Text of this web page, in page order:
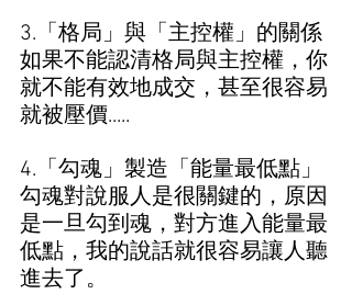
3.「格局」與「主控權」的關係
如果不能認清格局與主控權，你
就不能有效地成交，甚至很容易
就被壓價.....
4.「勾魂」製造「能量最低點」
勾魂對說服人是很關鍵的，原因
是一旦勾到魂，對方進入能量最
低點，我的說話就很容易讓人聽
進去了。